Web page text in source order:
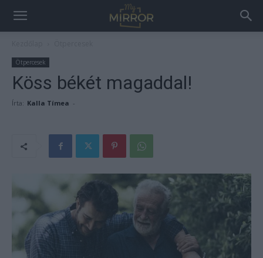
Ötpercesek
Köss békét magaddal!
Írta: Kalla Tímea -